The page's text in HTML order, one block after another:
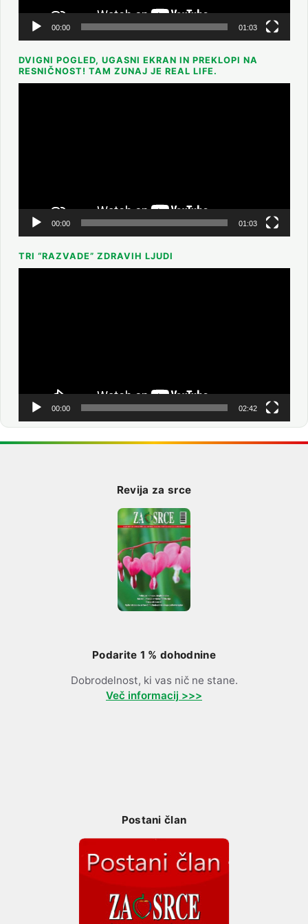
00:00 01:03
DVIGNI POGLED, UGASNI EKRAN IN PREKLOPI NA
RESNIČNOST! TAM ZUNAJ JE REAL LIFE.
00:00 01:03
TRI “RAZVADE” ZDRAVIH LJUDI
00:00 02:42
Revija za srce
Podarite 1 % dohodnine
Dobrodelnost, ki vas nič ne stane.
Več informacij >>>
Postani član